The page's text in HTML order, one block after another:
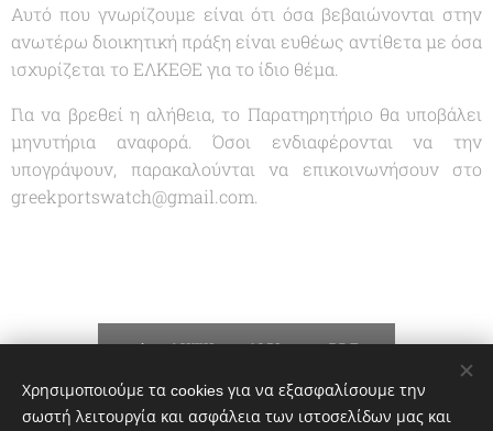
Αυτό που γνωρίζουμε είναι ότι όσα βεβαιώνονται στην
ανωτέρω διοικητική πράξη είναι ευθέως αντίθετα με όσα
ισχυρίζεται το ΕΛΚΕΘΕ για το ίδιο θέμα.
Για να βρεθεί η αλήθεια, το Παρατηρητήριο θα υποβάλει
μηνυτήρια αναφορά. Όσοι ενδιαφέρονται να την
υπογράψουν, παρακαλούνται να επικοινωνήσουν στο
greekportswatch@gmail.com.
ΛΗΨΗ ----4653------.PDF
Share
Χρησιμοποιούμε τα cookies για να εξασφαλίσουμε την
σωστή λειτουργία και ασφάλεια των ιστοσελίδων μας και